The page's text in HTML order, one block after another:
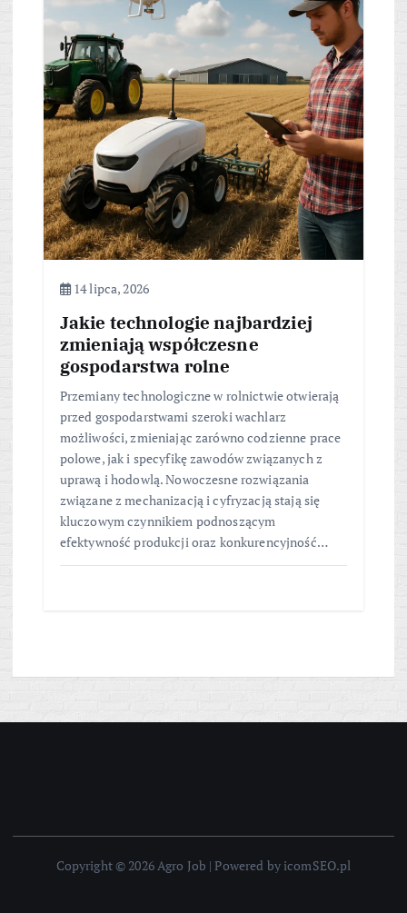
14 lipca, 2026
Jakie technologie najbardziej
zmieniają współczesne
gospodarstwa rolne
Przemiany technologiczne w rolnictwie otwierają
przed gospodarstwami szeroki wachlarz
możliwości, zmieniając zarówno codzienne prace
polowe, jak i specyfikę zawodów związanych z
uprawą i hodowlą. Nowoczesne rozwiązania
związane z mechanizacją i cyfryzacją stają się
kluczowym czynnikiem podnoszącym
efektywność produkcji oraz konkurencyjność…
Copyright © 2026 Agro Job | Powered by icomSEO.pl